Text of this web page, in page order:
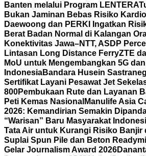
Banten melalui Program LENTERA
Bukan Jaminan Bebas Risiko
Daewoong dan PERKI Ingatkan
Berat Badan Normal di Kalangan
Konektivitas Jawa–NTT, ASDP
Lintasan Long Distance FerryZTE
MoU untuk Mengembangkan 5G
IndonesiaBandara Husein
Sertifikat Layani Pesawat Jet
800Pembukaan Rute dan Layanan
Peti Kemas Nasional Manulife Asia
2026: Kemandirian Semakin
“Warisan” Baru Masyarakat
Tata Air untuk Kurangi Risiko Banjir
Suplai Spun Pile dan Beton
Gelar Journalism Award 2026